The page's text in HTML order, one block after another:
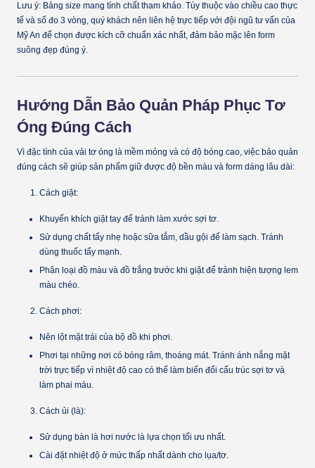
Lưu ý: Bảng size mang tính chất tham khảo. Tùy thuộc vào chiều cao thực
tế và số đo 3 vòng, quý khách nên liên hệ trực tiếp với đội ngũ tư vấn của
Mỹ An để chọn được kích cỡ chuẩn xác nhất, đảm bảo mặc lên form
suông đẹp đúng ý.
Hướng Dẫn Bảo Quản Pháp Phục Tơ
Óng Đúng Cách
Vì đặc tính của vải tơ óng là mềm mỏng và có độ bóng cao, việc bảo quản
đúng cách sẽ giúp sản phẩm giữ được độ bền màu và form dáng lâu dài:
Cách giặt:
Khuyến khích giặt tay để tránh làm xước sợi tơ.
Sử dụng chất tẩy nhẹ hoặc sữa tắm, dầu gội để làm sạch. Tránh
dùng thuốc tẩy mạnh.
Phân loại đồ màu và đồ trắng trước khi giặt để tránh hiện tượng lem
màu chéo.
Cách phơi:
Nên lột mặt trái của bộ đồ khi phơi.
Phơi tại những nơi có bóng râm, thoáng mát. Tránh ánh nắng mặt
trời trực tiếp vì nhiệt độ cao có thể làm biến đổi cấu trúc sợi tơ và
làm phai màu.
Cách ủi (là):
Sử dụng bàn là hơi nước là lựa chọn tối ưu nhất.
Cài đặt nhiệt độ ở mức thấp nhất dành cho lụa/tơ.